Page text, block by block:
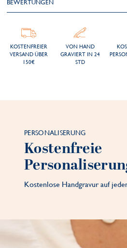
BEWERTUNGEN
KOSTENFREIER
VERSAND ÜBER
150€
VON HAND
GRAVIERT IN 24
STD
PERSONALISERUNG
Kostenfreie
Kostenlose Handgravur auf